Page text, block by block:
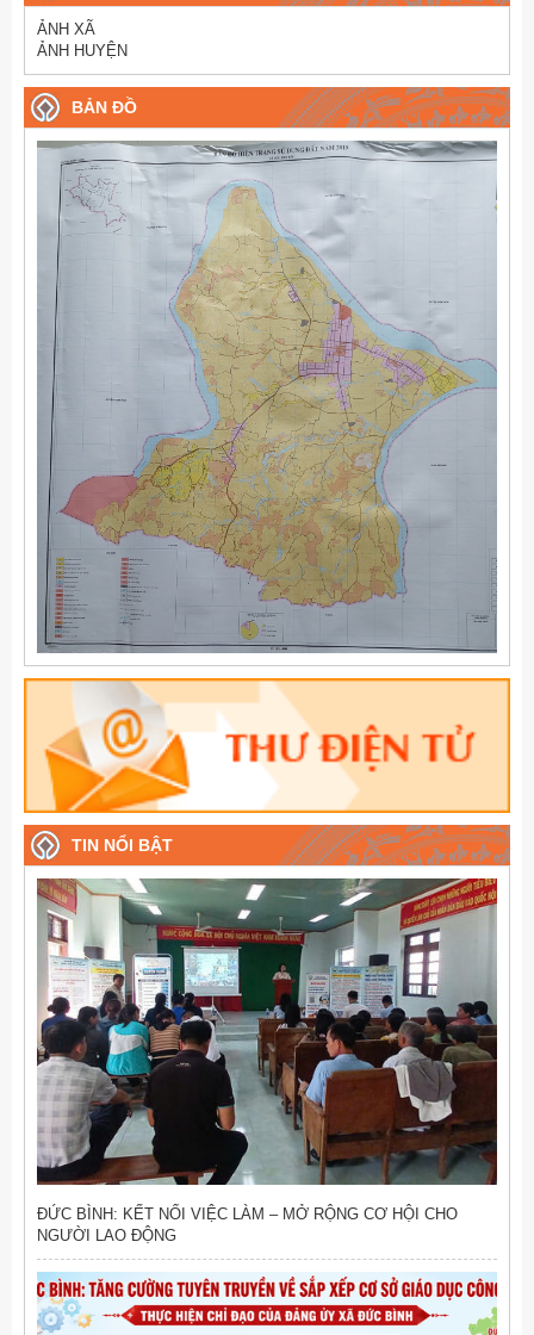
ẢNH XÃ
ẢNH HUYỆN
BẢN ĐỒ
TIN NỔI BẬT
ĐỨC BÌNH: KẾT NỐI VIỆC LÀM – MỞ RỘNG CƠ HỘI CHO
NGƯỜI LAO ĐỘNG